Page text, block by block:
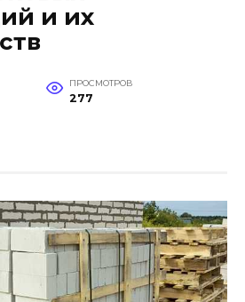
и их
ПРОСМОТРОВ
277